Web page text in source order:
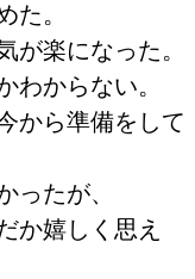
た。
が楽になった。
わからない。
から準備をして
ったが、
か嬉しく思え